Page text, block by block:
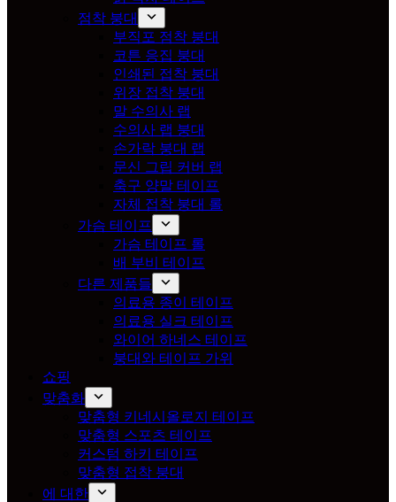
점착 붕대
부직포 점착 붕대
코튼 응집 붕대
인쇄된 접착 붕대
위장 접착 붕대
말 수의사 랩
수의사 랩 붕대
손가락 붕대 랩
문신 그립 커버 랩
축구 양말 테이프
자체 접착 붕대 롤
가슴 테이프
가슴 테이프 롤
배 부비 테이프
다른 제품들
의료용 종이 테이프
의료용 실크 테이프
와이어 하네스 테이프
붕대와 테이프 가위
쇼핑
맞춤화
맞춤형 키네시올로지 테이프
맞춤형 스포츠 테이프
커스텀 하키 테이프
맞춤형 접착 붕대
에 대한